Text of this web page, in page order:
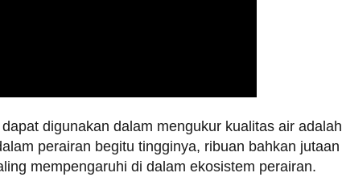
digunakan dalam mengukur kualitas air adalah
perairan begitu tingginya, ribuan bahkan jutaan
mempengaruhi di dalam ekosistem perairan.